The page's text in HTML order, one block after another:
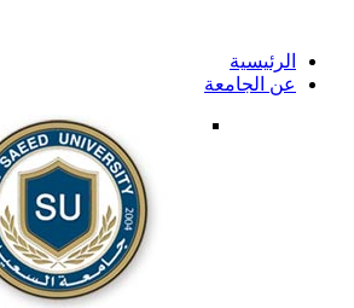
الرئيسية
عن الجامعة